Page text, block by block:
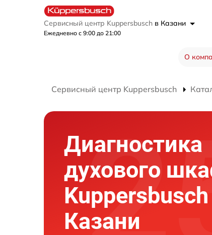
Сервисный центр Kuppersbusch в Казани
Ежедневно с 9:00 до 21:00
О
Сервисный центр Kuppersbusch
Диагностика
духового
Казани